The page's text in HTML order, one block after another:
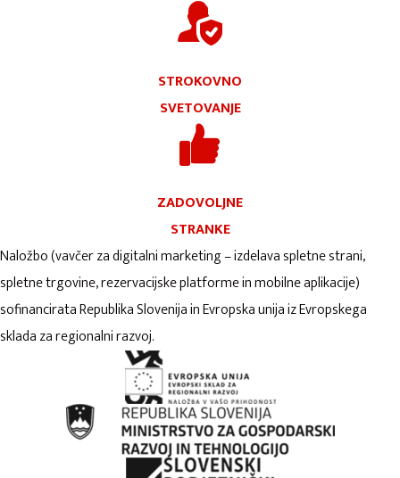
STROKOVNO
SVETOVANJE
ZADOVOLJNE
STRANKE
Naložbo (vavčer za digitalni marketing – izdelava spletne strani,
spletne trgovine, rezervacijske platforme in mobilne aplikacije)
sofinancirata Republika Slovenija in Evropska unija iz Evropskega
sklada za regionalni razvoj.